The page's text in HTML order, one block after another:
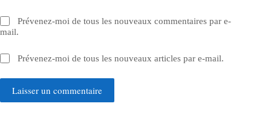
Prévenez-moi de tous les nouveaux commentaires par e-
mail.
Prévenez-moi de tous les nouveaux articles par e-mail.
Laisser un commentaire